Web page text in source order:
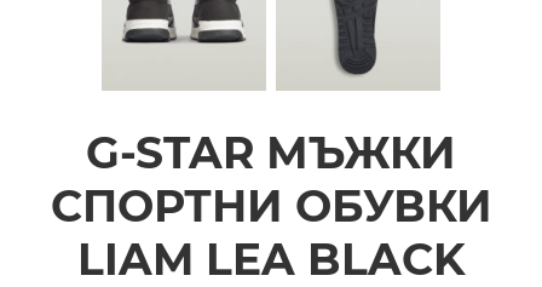
G-STAR МЪЖКИ
СПОРТНИ ОБУВКИ
LIAM LEA BLACK